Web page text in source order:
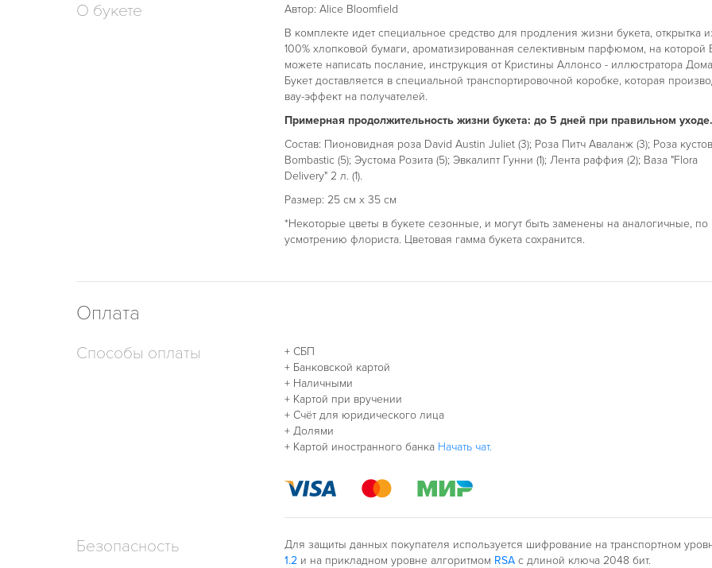
О букете
Автор: Alice Bloomfield
В комплекте идет специальное средство для продления жизни букета, открытка
100% хлопковой бумаги, ароматизированная селективным парфюмом, на которой
можете написать послание, инструкция от Кристины Аллонсо - иллюстратора
Букет доставляется в специальной транспортировочной коробке, которая
вау-эффект на получателей.
Примерная продолжительность жизни букета: до 5 дней при правильном уходе.
Состав: Пионовидная роза David Austin Juliet (3); Роза Питч Аваланж (3); Роза
Bombastic (5); Эустома Розита (5); Эвкалипт Гунни (1); Лента раффия (2); Ваза "Flora
Delivery" 2 л. (1).
Размер: 25 см х 35 см
*Некоторые цветы в букете сезонные, и могут быть заменены на аналогичные, по
усмотрению флориста. Цветовая гамма букета сохранится.
Оплата
Способы оплаты
+ СБП
+ Банковской картой
+ Наличными
+ Картой при вручении
+ Счёт для юридического лица
+ Долями
+ Картой иностранного банка Начать чат.
Безопасность Для защиты данных покупателя используется шифрование на транспортном
1.2 и на прикладном уровне алгоритмом RSA с длиной ключа 2048 бит.